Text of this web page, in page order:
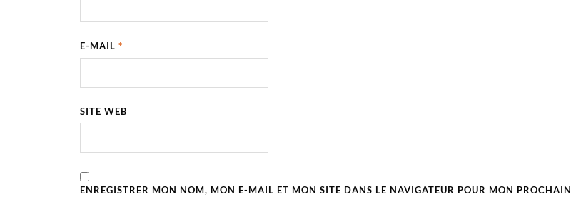
E-MAIL*
SITE WEB
ENREGISTRER MON NOM, MON E-MAIL ET MON SITE DANS LE NAVIGATEUR POUR MON PROCHAIN